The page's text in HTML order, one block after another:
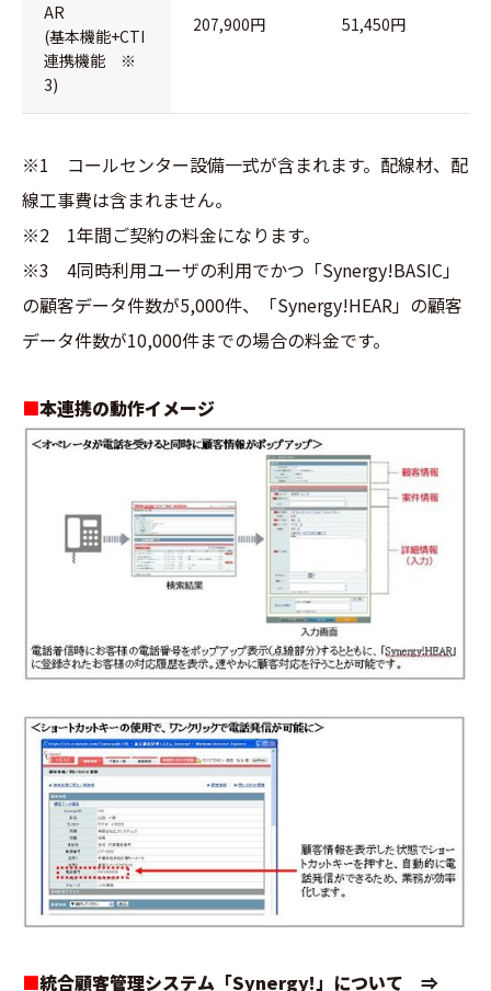
AR
(基本機能+CTI
連携機能 ※
3)
207,900円 51,450円
※1 コールセンター設備一式が含まれます。配線材、配
線工事費は含まれません。
※2 1年間ご契約の料金になります。
※3 4同時利用ユーザの利用でかつ「Synergy!BASIC」
の顧客データ件数が5,000件、「Synergy!HEAR」の顧客
データ件数が10,000件までの場合の料金です。
■本連携の動作イメージ
■統合顧客管理システム「Synergy!」について ⇒